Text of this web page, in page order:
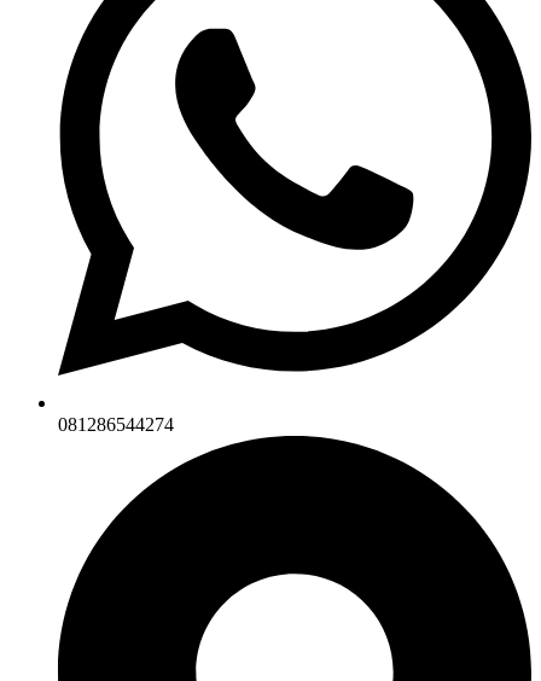
081286544274